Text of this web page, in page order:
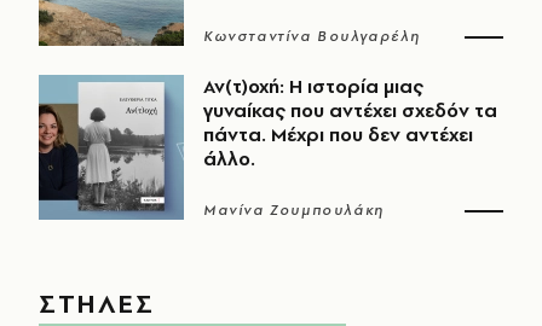
Κωνσταντίνα Βουλγαρέλη
Αν(τ)οχή: Η ιστορία μιας
γυναίκας που αντέχει σχεδόν τα
πάντα. Μέχρι που δεν αντέχει
άλλο.
Μανίνα Ζουμπουλάκη
ΣΤΗΛΕΣ